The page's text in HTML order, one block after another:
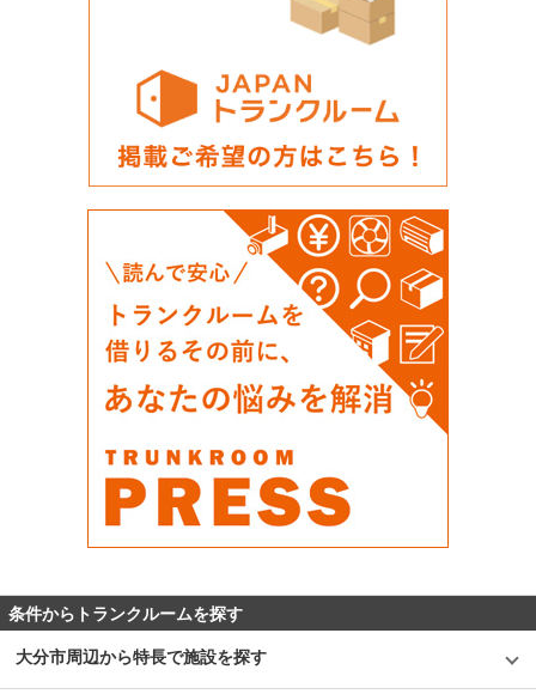
条件からトランクルームを探す
大分市周辺から特長で施設を探す